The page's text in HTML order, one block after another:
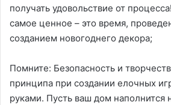
получать удовольствие от
самое ценное – это время,
созданием новогоднего декора;
Помните: Безопасность и
принципа при создании елочных
руками. Пусть ваш дом наполнится